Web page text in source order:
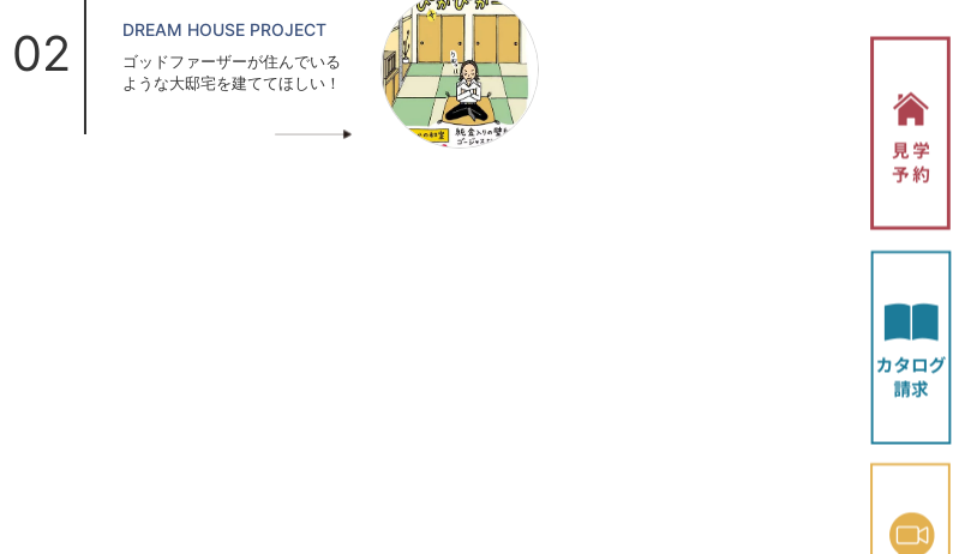
02 DREAM HOUSE PROJECT
ゴッドファーザーが住んでいる
ような大邸宅を建ててほしい！